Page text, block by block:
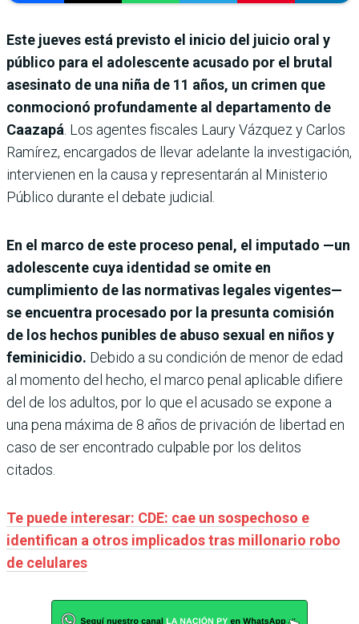
Este jueves está previsto el inicio del juicio oral y
público para el adolescente acusado por el brutal
asesinato de una niña de 11 años, un crimen que
conmocionó profundamente al departamento de
Caazapá . Los agentes fiscales Laury Vázquez y Carlos
Ramírez, encargados de llevar adelante la investigación,
intervienen en la causa y representarán al Ministerio
Público durante el debate judicial.
En el marco de este proceso penal, el imputado —un
adolescente cuya identidad se omite en
cumplimiento de las normativas legales vigentes—
se encuentra procesado por la presunta comisión
de los hechos punibles de abuso sexual en niños y
feminicidio. Debido a su condición de menor de edad
al momento del hecho, el marco penal aplicable difiere
del de los adultos, por lo que el acusado se expone a
una pena máxima de 8 años de privación de libertad en
caso de ser encontrado culpable por los delitos
citados.
Te puede interesar: CDE: cae un sospechoso e
identifican a otros implicados tras millonario robo
de celulares